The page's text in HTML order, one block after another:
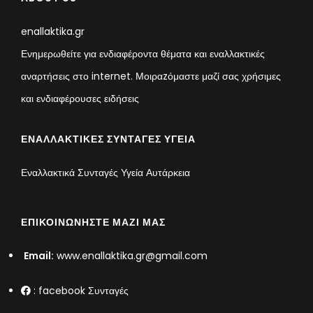
enallaktika.gr
Ενημερωθείτε για ενδιαφέροντα θέματα και εναλλακτικές
αναρτήσεις στο internet. Μοιραzόμαστε μαζί σας χρήσιμες
και ενδιαφέρουσες ειδήσεις
ΕΝΑΛΛΑΚΤΙΚΈΣ ΣΥΝΤΑΓΈΣ ΥΓΕΊΑ
Εναλλακτικά Συνταγές Υγεία Αυτάρκεια
ΕΠΙΚΟΙΝΩΝΉΣΤΕ ΜΑΖΊ ΜΑΣ
Email: www.enallaktika.gr@gmail.com
: facebook Συνταγές